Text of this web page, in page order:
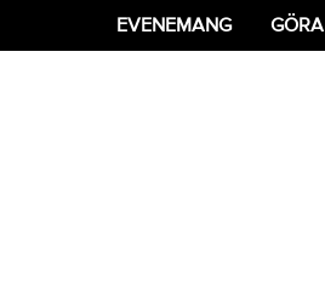
EVENEMANG GÖRA